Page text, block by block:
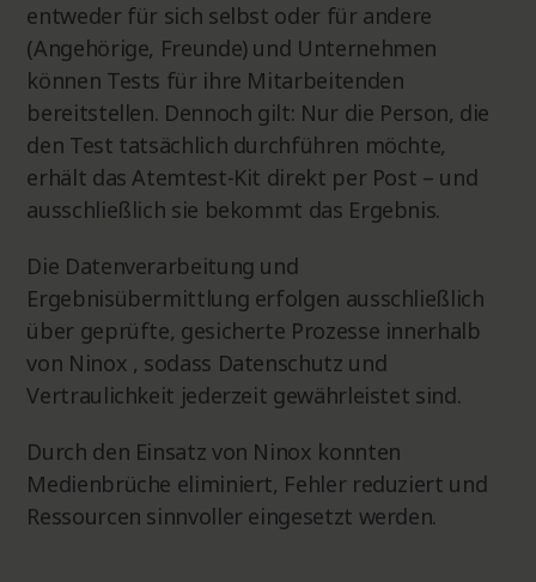
entweder für sich selbst oder für andere
(Angehörige, Freunde) und Unternehmen
können Tests für ihre Mitarbeitenden
bereitstellen. Dennoch gilt: Nur die Person, die
den Test tatsächlich durchführen möchte,
erhält das Atemtest-Kit direkt per Post – und
ausschließlich sie bekommt das Ergebnis.
Die Datenverarbeitung und
Ergebnisübermittlung erfolgen ausschließlich
über geprüfte, gesicherte Prozesse innerhalb
von Ninox , sodass Datenschutz und
Vertraulichkeit jederzeit gewährleistet sind.
Durch den Einsatz von Ninox konnten
Medienbrüche eliminiert, Fehler reduziert und
Ressourcen sinnvoller eingesetzt werden.